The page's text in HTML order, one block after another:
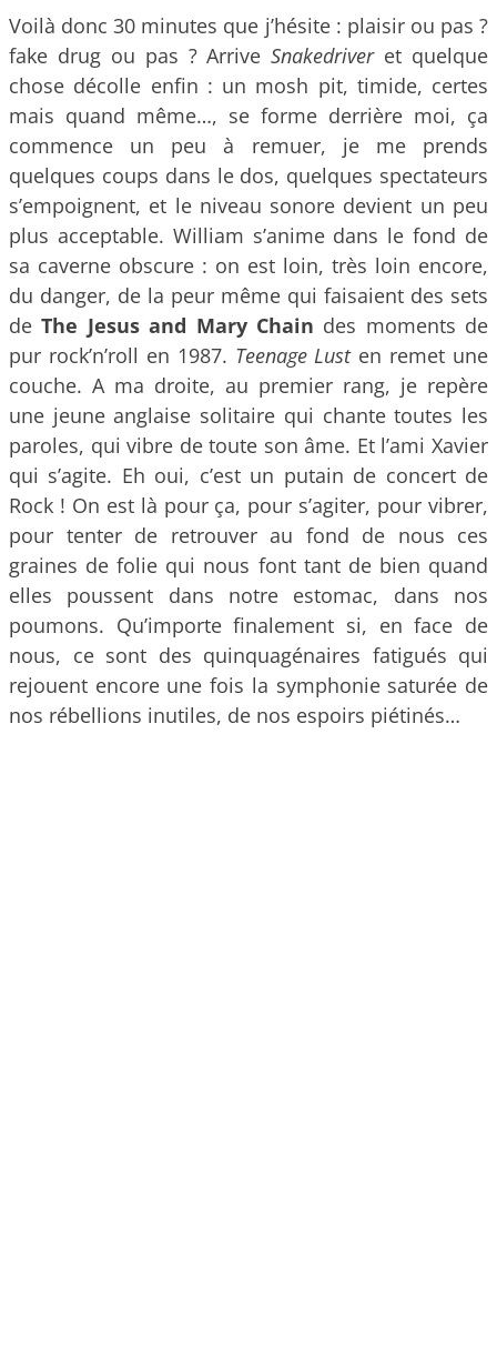
Voilà donc 30 minutes que j’hésite : plaisir ou pas ?
fake drug ou pas ? ArriveSnakedriveret quelque
chose décolle enfin : un mosh pit, timide, certes
mais quand même…, se forme derrière moi, ça
commence un peu à remuer, je me prends
quelques coups dans le dos, quelques spectateurs
s’empoignent, et le niveau sonore devient un peu
plus acceptable. William s’anime dans le fond de
sa caverne obscure : on est loin, très loin encore,
du danger, de la peur même qui faisaient des sets
deThe Jesus and Mary Chain des moments de
pur rock’n’roll en 1987. Teenage Lusten remet une
couche. A ma droite, au premier rang, je repère
une jeune anglaise solitaire qui chante toutes les
paroles, qui vibre de toute son âme. Et l’ami Xavier
qui s’agite. Eh oui, c’est un putain de concert de
Rock ! On est là pour ça, pour s’agiter, pour vibrer,
pour tenter de retrouver au fond de nous ces
graines de folie qui nous font tant de bien quand
elles poussent dans notre estomac, dans nos
poumons. Qu’importe finalement si, en face de
nous, ce sont des quinquagénaires fatigués qui
rejouent encore une fois la symphonie saturée de
nos rébellions inutiles, de nos espoirs piétinés…